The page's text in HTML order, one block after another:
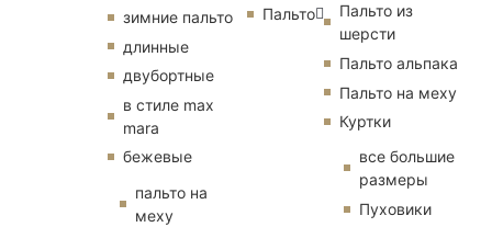
зимние пальто
длинные
двубортные
в стиле max
mara
бежевые
пальто на
меху
Пальто
Пальто из
шерсти
Пальто альпака
Пальто на меху
Куртки
все большие
размеры
Пуховики